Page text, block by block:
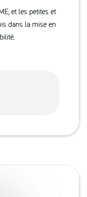
et les petites et
dans la mise en